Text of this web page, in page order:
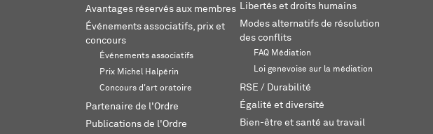
Avantages réservés aux membres
Événements associatifs, prix et
concours
Événements associatifs
Prix Michel Halpérin
Concours d'art oratoire
Partenaire de l'Ordre
Publications de l'Ordre
Libertés et droits humains
Modes alternatifs de résolution
des conflits
FAQ Médiation
Loi genevoise sur la médiation
RSE / Durabilité
Égalité et diversité
Bien-être et santé au travail